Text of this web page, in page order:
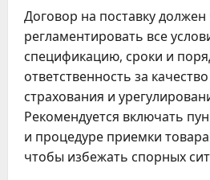
Договор на поставку должен
регламентировать все
спецификацию, сроки и
ответственность за
страхования и
Рекомендуется включать
и процедуре приемки
чтобы избежать спорных